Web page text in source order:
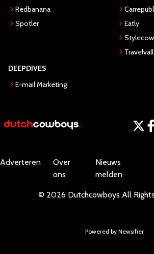
Redbanana
Spotler
Eatly
DEEPDIVES
E-mail Marketing
Adverteren
Over
ons
Nieuws
melden
© 2026 Dutchcowboys All
Powered by Newsifier